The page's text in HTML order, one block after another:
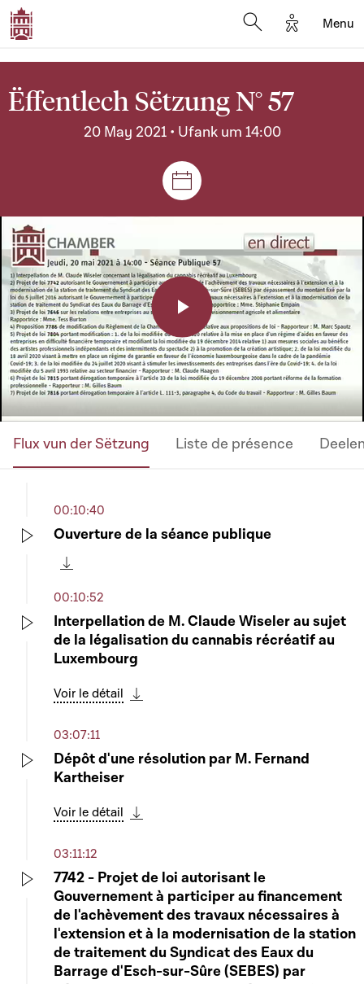
Options
Menu
Ëffentlech Sëtzung N° 57
20 May 2021 • Ufank um 14:00
Sëtzungen a Reuniounen
Play
Video
Flux vun der Sëtzung Liste de présence
00:10:40
Ouverture de la séance publique
00:10:52
Interpellation de M. Claude Wiseler au sujet
de la légalisation du cannabis récréatif au
Luxembourg
Voir le détail
03:07:11
Dépôt d'une résolution par M. Fernand
Kartheiser
Voir le détail
03:11:12
7742 - Projet de loi autorisant le
Gouvernement à participer au financement
de l'achèvement des travaux nécessaires à
l'extension et à la modernisation de la station
de traitement du Syndicat des Eaux du
Barrage d'Esch-sur-Sûre (SEBES) par